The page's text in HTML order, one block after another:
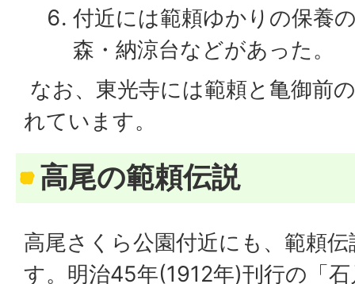
付近には範頼ゆかりの保養
森・納涼台などがあった。
なお、東光寺には範頼と亀御前
れています。
高尾の範頼伝説
高尾さくら公園付近にも、範頼
す。明治45年(1912年)刊行の「